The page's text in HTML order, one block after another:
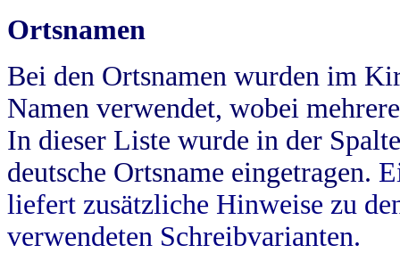
Ortsnamen
Bei den Ortsnamen wurden im
Namen verwendet, wobei
In dieser Liste wurde in der
deutsche Ortsname eingetragen.
liefert zusätzliche Hinweise zu
verwendeten Schreibvarianten.